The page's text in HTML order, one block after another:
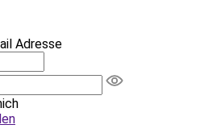
Adresse